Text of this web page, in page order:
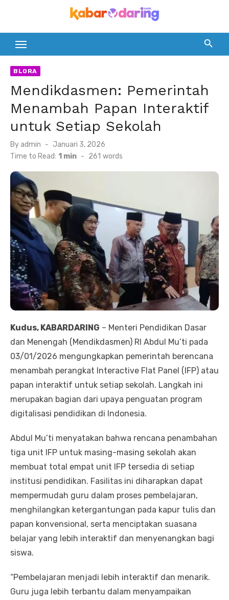
content
BLORA
Mendikdasmen: Pemerintah
Menambah Papan Interaktif
untuk Setiap Sekolah
By admin
Posted
on
Januari 3, 2026
Time to Read: 1 min - 261 words
Kudus, KABARDARING – Menteri Pendidikan Dasar
dan Menengah (Mendikdasmen) RI Abdul Mu’ti pada
03/01/2026 mengungkapkan pemerintah berencana
menambah perangkat Interactive Flat Panel (IFP) atau
papan interaktif untuk setiap sekolah. Langkah ini
merupakan bagian dari upaya penguatan program
digitalisasi pendidikan di Indonesia.
Abdul Mu’ti menyatakan bahwa rencana penambahan
tiga unit IFP untuk masing-masing sekolah akan
membuat total empat unit IFP tersedia di setiap
institusi pendidikan. Fasilitas ini diharapkan dapat
mempermudah guru dalam proses pembelajaran,
menghilangkan ketergantungan pada kapur tulis dan
papan konvensional, serta menciptakan suasana
belajar yang lebih interaktif dan menyenangkan bagi
siswa.
“Pembelajaran menjadi lebih interaktif dan menarik.
Guru juga lebih terbantu dalam menyampaikan